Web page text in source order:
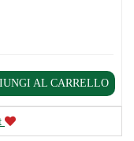
AL CARRELLO